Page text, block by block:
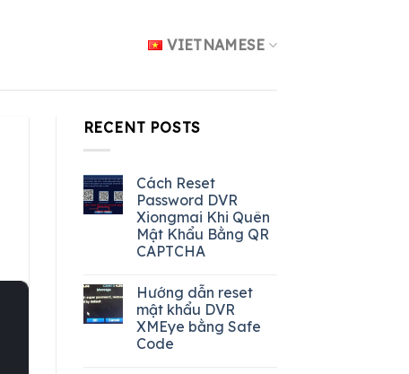
VIETNAMESE
RECENT POSTS
Cách Reset
Password DVR
Xiongmai Khi Quên
Mật Khẩu Bằng QR
CAPTCHA
Hướng dẫn reset
mật khẩu DVR
XMEye bằng Safe
Code